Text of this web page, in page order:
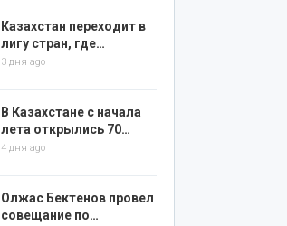
Казахстан переходит в
лигу стран, где…
3 дня ago
В Казахстане с начала
лета открылись 70…
4 дня ago
Олжас Бектенов провел
совещание по…